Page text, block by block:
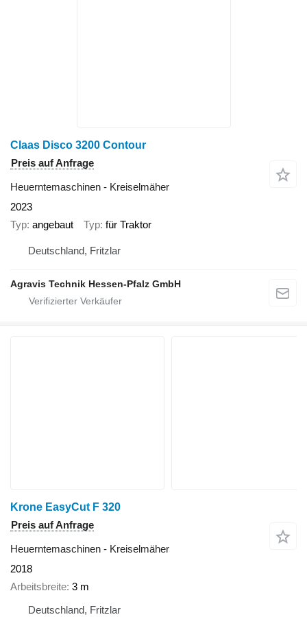
Claas Disco 3200 Contour
Preis auf Anfrage
Heuerntemaschinen - Kreiselmäher
2023
Typ angebaut Typ für Traktor
Deutschland, Fritzlar
Agravis Technik Hessen-Pfalz GmbH
Krone EasyCut F 320
Preis auf Anfrage
Heuerntemaschinen - Kreiselmäher
2018
Arbeitsbreite 3 m
Deutschland, Fritzlar